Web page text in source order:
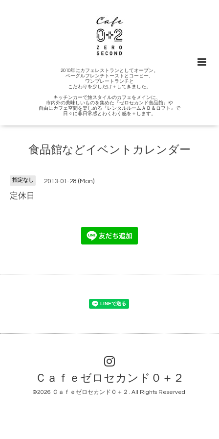
2010年にカフェレストランとしてオープン。
ベーグルフレンチトーストとコーヒー、
ワンプレートランチと
こだわりを少しだけ＋してきました。
キッチンカーで旅スタイルのカフェをメインに、
市内外の美味しいものを集めた『ゼロセカンド食品館』や
自由にカフェ空間を楽しめる『レンタルルームＡＢ＆ロフト』で
日々に非日常感とわくわく感を＋します。
食品館などイベントカレンダー
指定なし 2013-01-28 (Mon)
定休日
Ｃａｆｅゼロセカンド０＋２
©2026 Ｃａｆｅゼロセカンド０＋２ . All Rights Reserved.